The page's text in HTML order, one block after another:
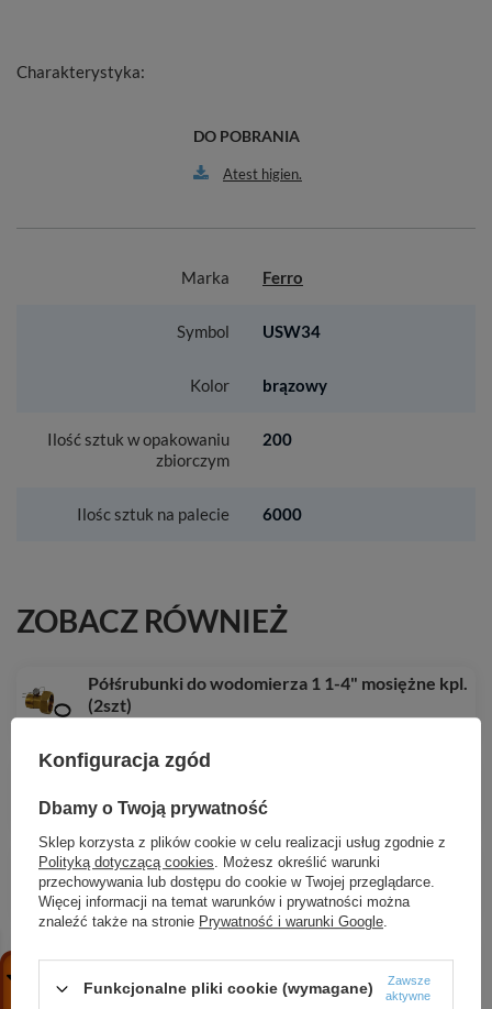
Charakterystyka:
DO POBRANIA
Atest higien.
Marka Ferro
Symbol USW34
Kolor brązowy
Ilość sztuk w opakowaniu
zbiorczym
200
Ilośc sztuk na palecie 6000
ZOBACZ RÓWNIEŻ
Półśrubunki do wodomierza 1 1-4" mosiężne kpl.
(2szt)
Półśrubunki do wodomierza 1" mosiężne kpl.
52,36 zł / szt.
Konsola wodomierzowa DN15 z uszczelkami,
śrubami i kołkami
69,57 zł / szt.
25,02 zł / szt.
Konfiguracja zgód
Dbamy o Twoją prywatność
Sklep korzysta z plików cookie w celu realizacji usług zgodnie z
Polityką dotyczącą cookies. Możesz określić warunki
przechowywania lub dostępu do cookie w Twojej przeglądarce.
Więcej informacji na temat warunków i prywatności można
znaleźć także na stronie Prywatność i warunki Google.
Funkcjonalne pliki cookie (wymagane)
Zawsze
aktywne